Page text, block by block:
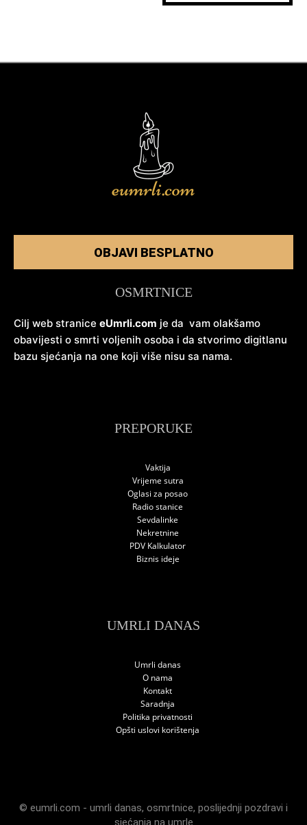
OBJAVI BESPLATNO
OSMRTNICE
Cilj web stranice eUmrli.com je da vam olakšamo
obavijesti o smrti voljenih osoba i da stvorimo digitlanu
bazu sjećanja na one koji više nisu sa nama.
PREPORUKE
Vaktija
Vrijeme sutra
Oglasi za posao
Radio stanice
Sevdalinke
Nekretnine
PDV Kalkulator
Biznis ideje
UMRLI DANAS
Umrli danas
O nama
Kontakt
Saradnja
Politika privatnosti
Opšti uslovi korištenja
© eumrli.com - umrli danas, osmrtnice, poslijednji pozdravi i
sjećanja na umrle